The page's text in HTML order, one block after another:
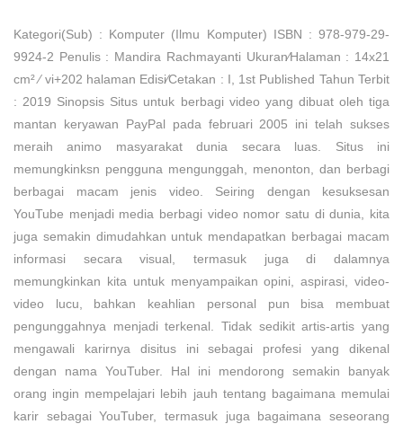
Kategori(Sub) : Komputer (Ilmu Komputer) ISBN : 978-979-29-
9924-2 Penulis : Mandira Rachmayanti Ukuran⁄Halaman : 14x21
cm² ⁄ vi+202 halaman Edisi⁄Cetakan : I, 1st Published Tahun Terbit
: 2019 Sinopsis Situs untuk berbagi video yang dibuat oleh tiga
mantan keryawan PayPal pada februari 2005 ini telah sukses
meraih animo masyarakat dunia secara luas. Situs ini
memungkinksn pengguna mengunggah, menonton, dan berbagi
berbagai macam jenis video. Seiring dengan kesuksesan
YouTube menjadi media berbagi video nomor satu di dunia, kita
juga semakin dimudahkan untuk mendapatkan berbagai macam
informasi secara visual, termasuk juga di dalamnya
memungkinkan kita untuk menyampaikan opini, aspirasi, video-
video lucu, bahkan keahlian personal pun bisa membuat
pengunggahnya menjadi terkenal. Tidak sedikit artis-artis yang
mengawali karirnya disitus ini sebagai profesi yang dikenal
dengan nama YouTuber. Hal ini mendorong semakin banyak
orang ingin mempelajari lebih jauh tentang bagaimana memulai
karir sebagai YouTuber, termasuk juga bagaimana seseorang